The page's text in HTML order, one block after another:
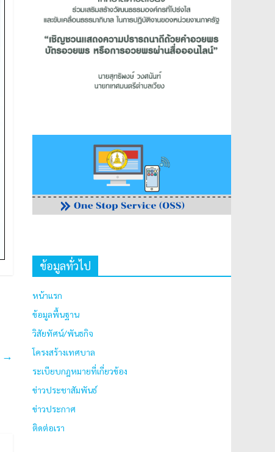
→
ข้อมูลทั่วไป
หน้าแรก
ข้อมูลพื้นฐาน
วิสัยทัศน์/พันธกิจ
โครงสร้างเทศบาล
ระเบียบกฎหมายที่เกี่ยวข้อง
ข่าวประชาสัมพันธ์
ข่าวประกาศ
ติดต่อเรา